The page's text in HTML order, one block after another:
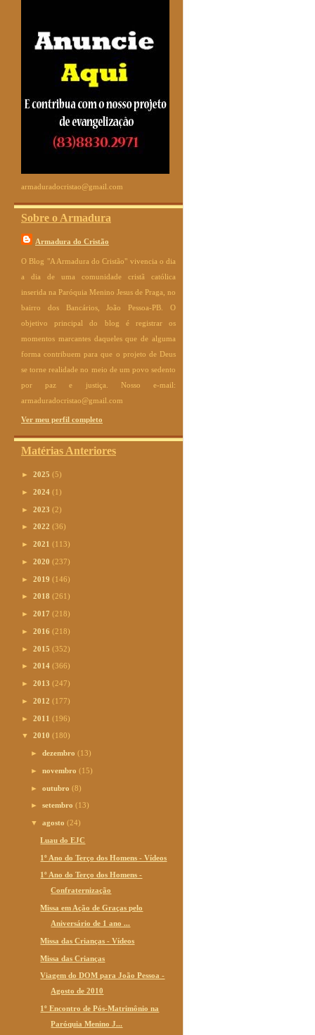
armaduradocristao@gmail.com
Sobre o Armadura
Armadura do Cristão
O Blog "A Armadura do Cristão" vivencia o dia
a dia de uma comunidade cristã católica
inserida na Paróquia Menino Jesus de Praga, no
bairro dos Bancários, João Pessoa-PB. O
objetivo principal do blog é registrar os
momentos marcantes daqueles que de alguma
forma contribuem para que o projeto de Deus
se torne realidade no meio de um povo sedento
por paz e justiça. Nosso e-mail:
armaduradocristao@gmail.com
Ver meu perfil completo
Matérias Anteriores
► 2025 (5)
► 2024 (1)
► 2023 (2)
► 2022 (36)
► 2021 (113)
► 2020 (237)
► 2019 (146)
► 2018 (261)
► 2017 (218)
► 2016 (218)
► 2015 (352)
► 2014 (366)
► 2013 (247)
► 2012 (177)
► 2011 (196)
▼ 2010 (180)
►dezembro(13)
►novembro(15)
►outubro(8)
►setembro(13)
▼agosto(24)
Luau do EJC
1º Ano do Terço dos Homens - Vídeos
1º Ano do Terço dos Homens -
Confraternização
Missa em Ação de Graças pelo
Aniversário de 1 ano ...
Missa das Crianças - Vídeos
Missa das Crianças
Viagem do DOM para João Pessoa -
Agosto de 2010
1º Encontro de Pós-Matrimônio na
Paróquia Menino J...